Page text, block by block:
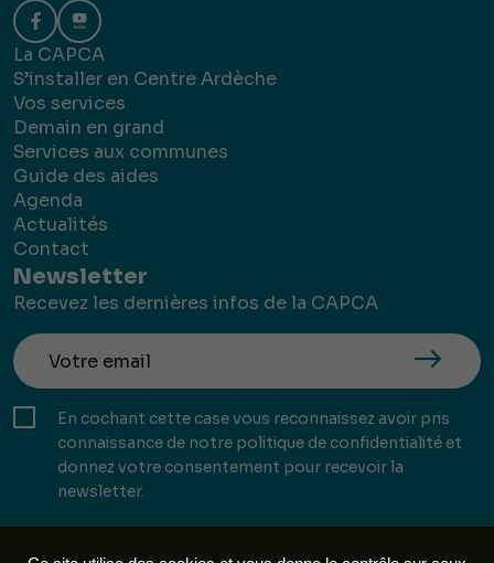
La CAPCA
S’installer en Centre Ardèche
Vos services
Demain en grand
Services aux communes
Guide des aides
Agenda
Actualités
Contact
Newsletter
Recevez les dernières infos de la CAPCA
En cochant cette case vous reconnaissez avoir pris
connaissance de notre politique de confidentialité et
donnez votre consentement pour recevoir la
newsletter.